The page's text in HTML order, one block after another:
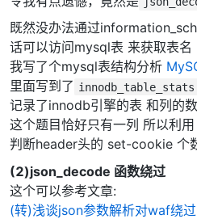
既然没办法通过
话可以访问mysql表 来获取表名
我写了个mysql表结构分析
里面写到了 innodb_table_stats
记录了innodb引擎的表 和列的
这个题目恰好只有一列 所以利
判断header头的 set-cookie 个
(2)json_decode 函数绕过
这个可以参考文章:
(转)浅谈json参数解析对waf绕